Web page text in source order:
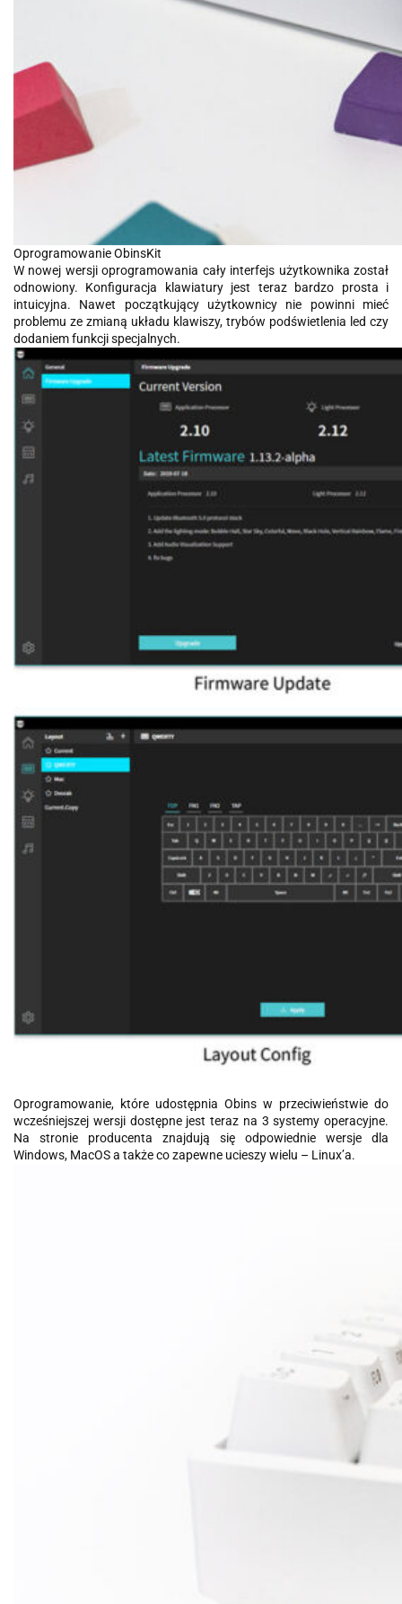
Oprogramowanie ObinsKit
W nowej wersji oprogramowania cały interfejs użytkownika został
odnowiony. Konfiguracja klawiatury jest teraz bardzo prosta i
intuicyjna. Nawet początkujący użytkownicy nie powinni mieć
problemu ze zmianą układu klawiszy, trybów podświetlenia led czy
dodaniem funkcji specjalnych.
Oprogramowanie, które udostępnia Obins w przeciwieństwie do
wcześniejszej wersji dostępne jest teraz na 3 systemy operacyjne.
Na stronie producenta znajdują się odpowiednie wersje dla
Windows, MacOS a także co zapewne ucieszy wielu – Linux’a.